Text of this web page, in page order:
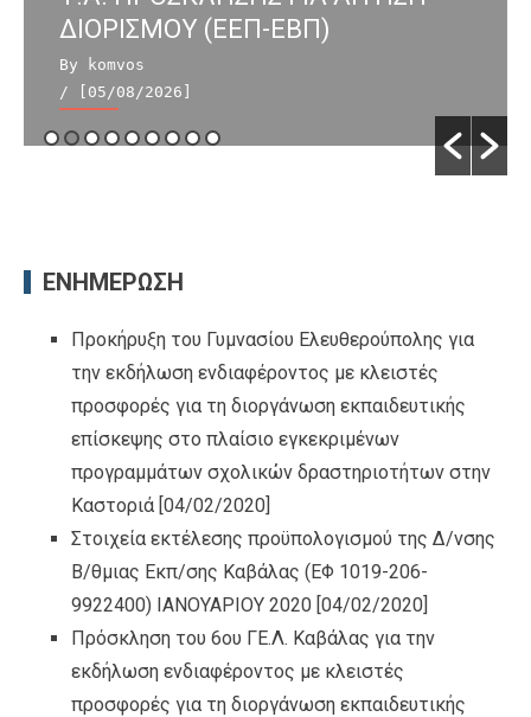
ΔΙΟΡΙΣΜΟΥ (ΕΕΠ-ΕΒΠ)
By komvos
/ [05/08/2026]
ΕΝΗΜΕΡΩΣΗ
Προκήρυξη του Γυμνασίου Ελευθερούπολης για
την εκδήλωση ενδιαφέροντος με κλειστές
προσφορές για τη διοργάνωση εκπαιδευτικής
επίσκεψης στο πλαίσιο εγκεκριμένων
προγραμμάτων σχολικών δραστηριοτήτων στην
Καστοριά [04/02/2020]
Στοιχεία εκτέλεσης προϋπολογισμού της Δ/νσης
Β/θμιας Εκπ/σης Καβάλας (ΕΦ 1019-206-
9922400) IANOYAΡΙΟΥ 2020 [04/02/2020]
Πρόσκληση του 6ου ΓΕ.Λ. Καβάλας για την
εκδήλωση ενδιαφέροντος με κλειστές
προσφορές για τη διοργάνωση εκπαιδευτικής